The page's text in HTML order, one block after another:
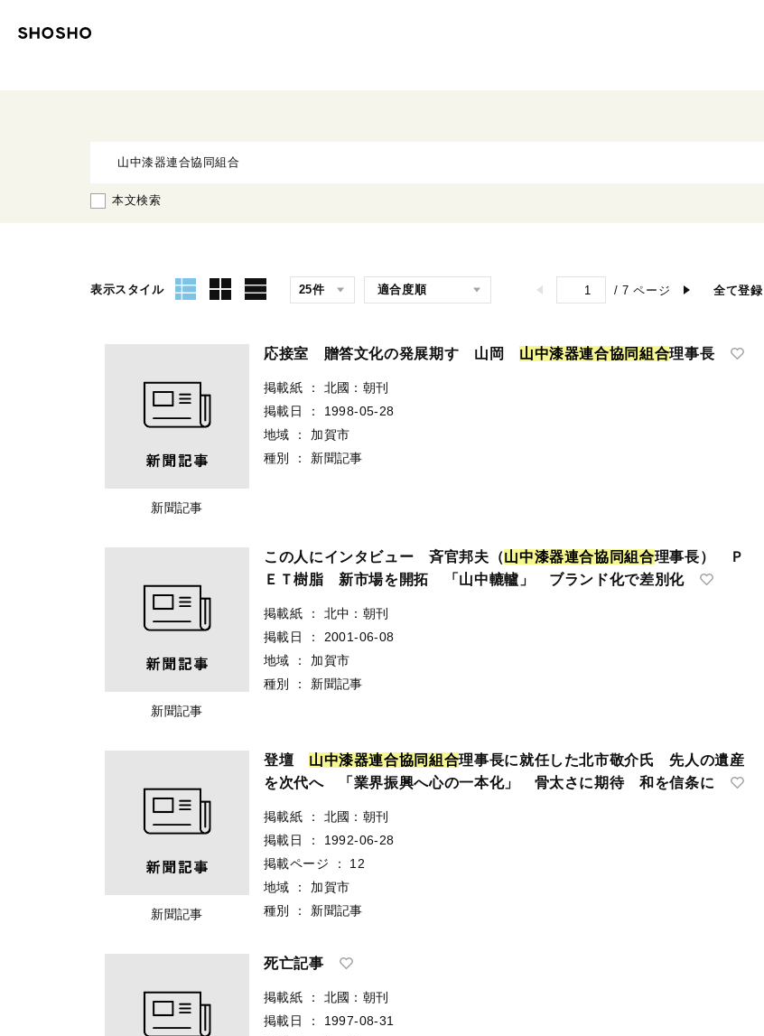
本文検索
表示スタイル / 7 ページ 全て登録
新聞記事
応接室 贈答文化の発展期す 山岡 山中漆器連合協同組 合理事長
掲載紙 ：
北國：朝刊
掲載日
：
1998-05-28
地域
：
加賀市
種別
： 新聞記事
新聞記事
この人にインタビュー 斉官邦夫（山中漆器連合協 同組合理事長） Ｐ
ＥＴ樹脂 新市場を開拓 「山中轆轤」 ブランド化で差別化
掲載紙 ：
北中：朝刊
掲載日
：
2001-06-08
地域
：
加賀市
種別
： 新聞記事
新聞記事
登壇 山中漆器連合協同組 合理事長に就任した北市敬介氏 先人の遺産
を次代へ 「業界振興へ心の一本化」 骨太さに期待 和を信条に
掲載紙 ：
北國：朝刊
掲載日
：
1992-06-28
掲載ページ
：
12
地域
：
加賀市
種別
： 新聞記事
死亡記事
掲載紙 ：
北國：朝刊
掲載日
：
1997-08-31